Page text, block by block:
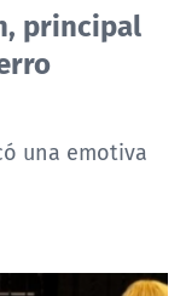
principal
una emotiva